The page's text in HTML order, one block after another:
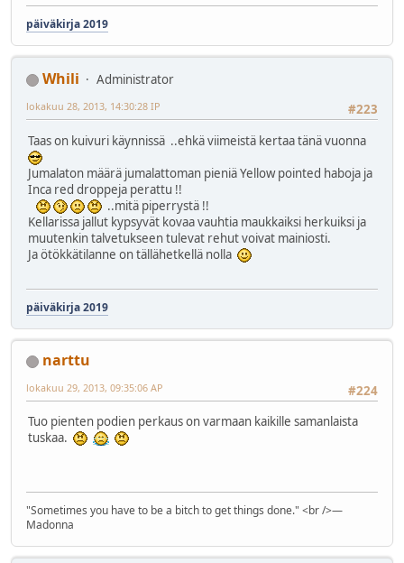
päiväkirja 2019
Whili
Administrator
#223
lokakuu 28, 2013, 14:30:28 IP
Taas on kuivuri käynnissä ..ehkä viimeistä kertaa tänä vuonna
Jumalaton määrä jumalattoman pieniä Yellow pointed haboja ja
Inca red droppeja perattu !!
..mitä piperrystä !!
Kellarissa jallut kypsyvät kovaa vauhtia maukkaiksi herkuiksi ja
muutenkin talvetukseen tulevat rehut voivat mainiosti.
Ja ötökkätilanne on tällähetkellä nolla
päiväkirja 2019
narttu
#224
lokakuu 29, 2013, 09:35:06 AP
Tuo pienten podien perkaus on varmaan kaikille samanlaista
tuskaa.
"Sometimes you have to be a bitch to get things done." <br />―
Madonna